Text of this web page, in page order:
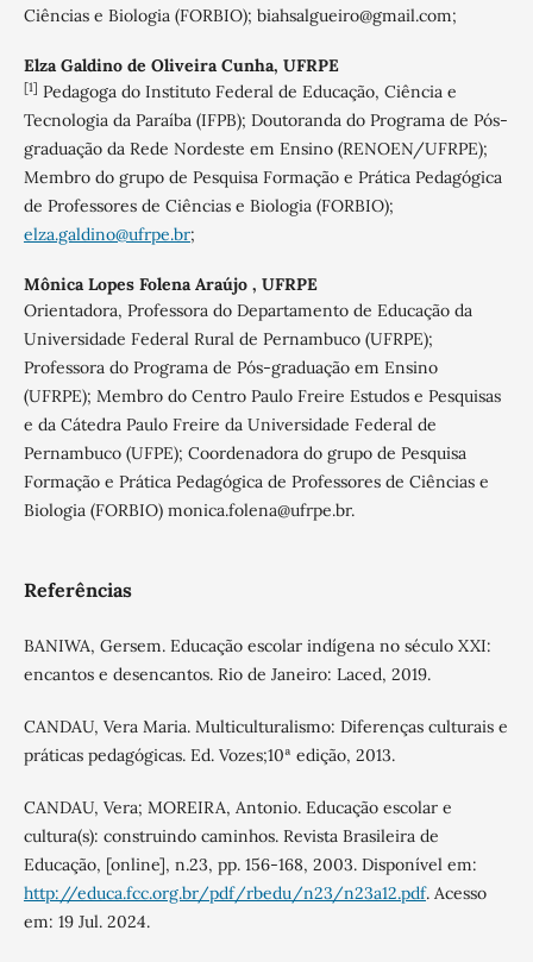
Ciências e Biologia (FORBIO); biahsalgueiro@gmail.com;
Elza Galdino de Oliveira Cunha, UFRPE
[1] Pedagoga do Instituto Federal de Educação, Ciência e
Tecnologia da Paraíba (IFPB); Doutoranda do Programa de Pós-
graduação da Rede Nordeste em Ensino (RENOEN/UFRPE);
Membro do grupo de Pesquisa Formação e Prática Pedagógica
de Professores de Ciências e Biologia (FORBIO);
elza.galdino@ufrpe.br;
Mônica Lopes Folena Araújo , UFRPE
Orientadora, Professora do Departamento de Educação da
Universidade Federal Rural de Pernambuco (UFRPE);
Professora do Programa de Pós-graduação em Ensino
(UFRPE); Membro do Centro Paulo Freire Estudos e Pesquisas
e da Cátedra Paulo Freire da Universidade Federal de
Pernambuco (UFPE); Coordenadora do grupo de Pesquisa
Formação e Prática Pedagógica de Professores de Ciências e
Biologia (FORBIO) monica.folena@ufrpe.br.
Referências
BANIWA, Gersem. Educação escolar indígena no século XXI:
encantos e desencantos. Rio de Janeiro: Laced, 2019.
CANDAU, Vera Maria. Multiculturalismo: Diferenças culturais e
práticas pedagógicas. Ed. Vozes;10ª edição, 2013.
CANDAU, Vera; MOREIRA, Antonio. Educação escolar e
cultura(s): construindo caminhos. Revista Brasileira de
Educação, [online], n.23, pp. 156-168, 2003. Disponível em:
http://educa.fcc.org.br/pdf/rbedu/n23/n23a12.pdf. Acesso
em: 19 Jul. 2024.